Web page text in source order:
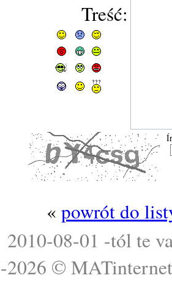
Treść:
« powrót do
2010-08-01 -tól te
2026 © MATinternet